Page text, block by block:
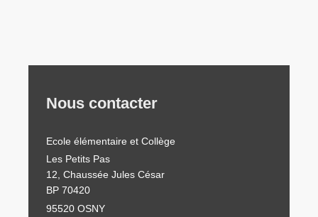
Nous contacter
Ecole élémentaire et Collège
Les Petits Pas
12, Chaussée Jules César
BP 70420
95520 OSNY